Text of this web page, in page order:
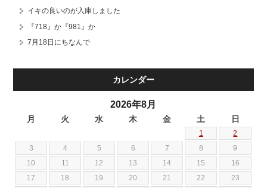
イキの良いのが入庫しました
『718』か『981』か
7月18日にちなんで
カレンダー
2026年8月
月 火 水 木 金 土 日
1
2
3
4 5 6 7 8
9
10
11 12 13 14 15
16
17
18 19 20 21 22
23